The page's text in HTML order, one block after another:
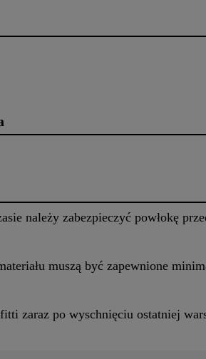
należy zabezpieczyć powłokę
muszą być zapewnione
zaraz po wyschnięciu ostatniej